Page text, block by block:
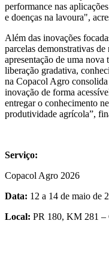
performance nas
e doenças na lavoura",
Além das inovações
parcelas demonstrativas
apresentação de uma
liberação gradativa,
na Copacol Agro
inovação de forma
entregar o conhecimento
produtividade agrícola”,
Serviço:
Copacol Agro 2026
Data: 12 a 14 de maio de
Local: PR 180, KM 281 –